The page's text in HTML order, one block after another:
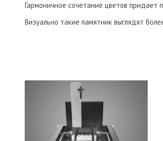
Гармоничное сочетание цветов придает
Визуально такие памятник выглядят